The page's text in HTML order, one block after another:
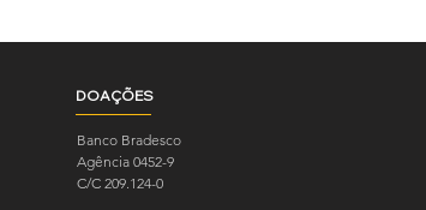
DOAÇÕES
Banco Bradesco
Agência 0452-9
C/C 209.124-0